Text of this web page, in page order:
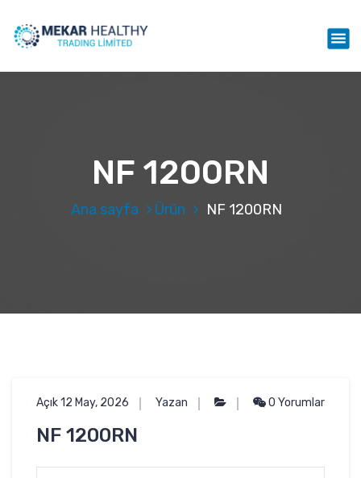
Mekar Healthy Trading LTD
NF 1200RN
Ana sayfa Ürün NF 1200RN
Açık 12 May, 2026 Yazan 0 Yorumlar
NF 1200RN